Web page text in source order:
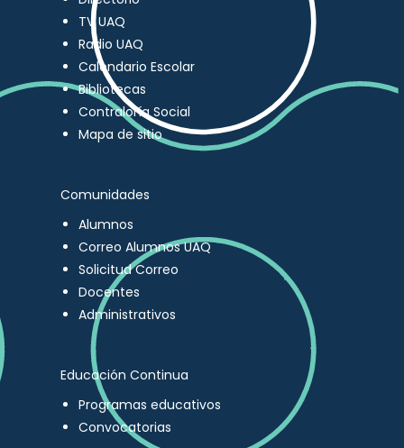
TV UAQ
Radio UAQ
Calendario Escolar
Bibliotecas
Contraloría Social
Mapa de sitio
Comunidades
Alumnos
Correo Alumnos UAQ
Solicitud Correo
Docentes
Administrativos
Educación Continua
Programas educativos
Convocatorias